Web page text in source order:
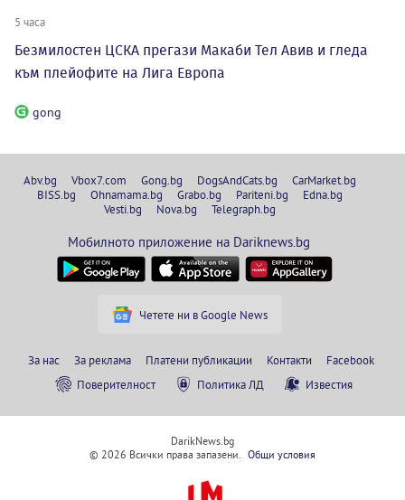
5 часа
Безмилостен ЦСКА прегази Макаби Тел Авив и гледа
към плейофите на Лига Европа
gong
Abv.bg Vbox7.com Gong.bg DogsAndCats.bg
CarMarket.bg
BISS.bg
Ohnamama.bg Grabo.bg Pariteni.bg
Edna.bg
Vesti.bg
Nova.bg Telegraph.bg
Мобилното приложение на Dariknews.bg
Четете ни в Google News
За нас За реклама Платени публикации Контакти
Facebook
Поверителност
Политика ЛД Известия
DarikNews.bg
© 2026 Всички права запазени. Общи условия